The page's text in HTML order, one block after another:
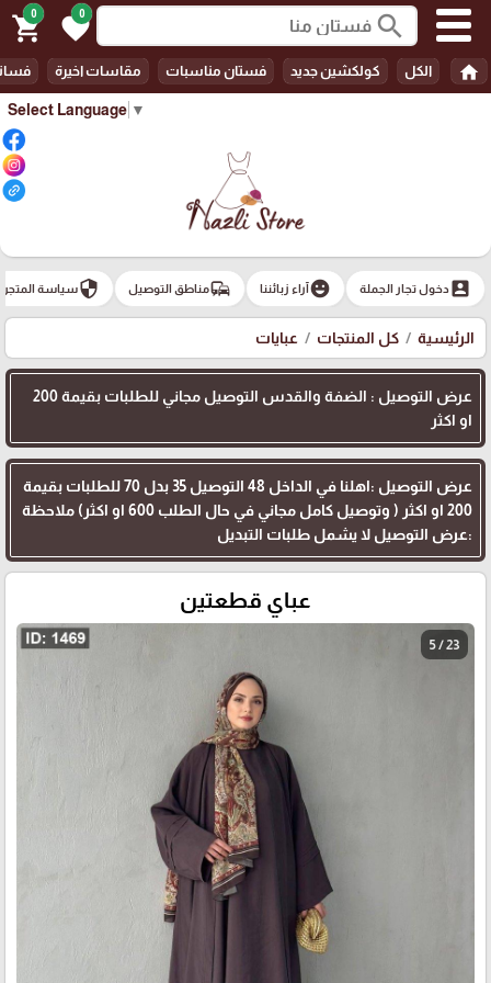
Select Language ▼
search
0
favorite
0
shopping_cart
home الكل كولكشين جديد فستان مناسبات مقاسات اخيرة
account_boxدخول تجار الجملة emoji_emotionsآراء زبائننا commuteمناطق التوصيل securityسياسة المتجر
الرئيسية كل المنتجات عبايات
عرض التوصيل : الضفة والقدس التوصيل مجاني للطلبات بقيمة 200
او اكثر
عرض التوصيل :اهلنا في الداخل 48 التوصيل 35 بدل 70 للطلبات بقيمة
200 او اكثر ( وتوصيل كامل مجاني في حال الطلب 600 او اكثر) ملاحظة
:عرض التوصيل لا يشمل طلبات التبديل
عباي قطعتين
5 / 23